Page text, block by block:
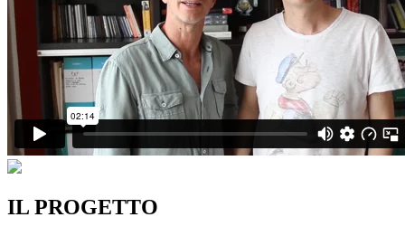
IL PROGETTO